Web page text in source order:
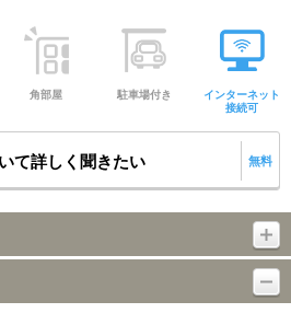
角部屋 駐車場付き
インターネット
接続可
て詳しく聞きたい 無料